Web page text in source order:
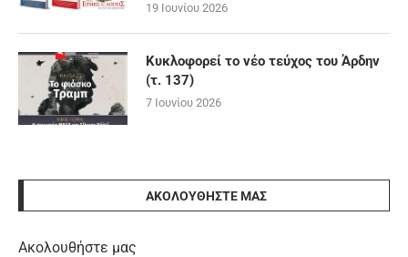
19 Ιουνίου 2026
Κυκλοφορεί το νέο τεύχος του Άρδην
(τ. 137)
7 Ιουνίου 2026
ΑΚΟΛΟΥΘΉΣΤΕ ΜΑΣ
Ακολουθήστε μας